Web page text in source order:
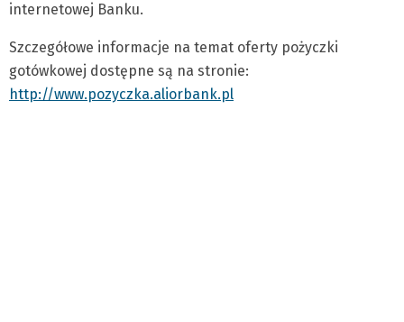
internetowej Banku.
Szczegółowe informacje na temat oferty pożyczki
gotówkowej dostępne są na stronie:
http://www.pozyczka.aliorbank.pl